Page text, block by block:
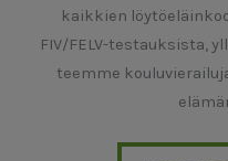
kaikkien
FIV/FELV-testauksista,
teemme